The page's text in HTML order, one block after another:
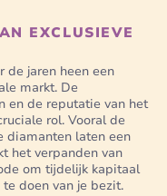
EXCLUSIEVE
de jaren heen een
markt. De
en de reputatie van het
rol. Vooral de
diamanten laten een
het verpanden van
om tijdelijk kapitaal
doen van je bezit.